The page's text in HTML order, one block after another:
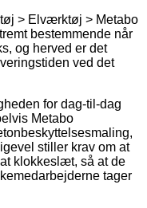
> Elværktøj > Metabo
bestemmende når
og herved er det
ved det
for dag-til-dag
Metabo
stiller krav om at
klokkeslæt, så at de
tager